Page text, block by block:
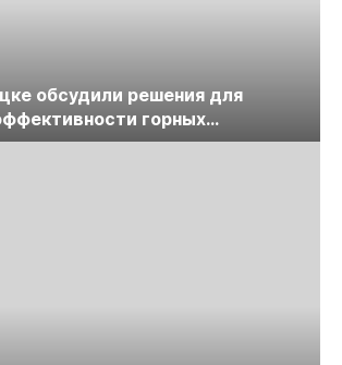
обсудили решения для
горных